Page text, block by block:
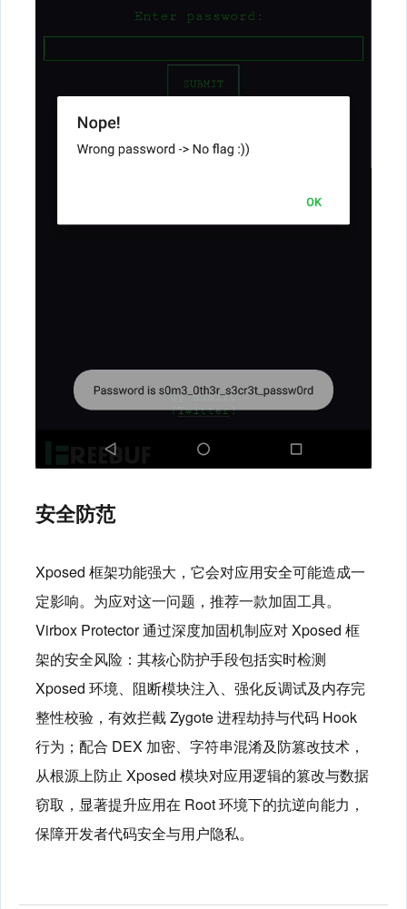
        // 获取系统剪切板服务
ClipboardManager clipboard =
        // 创建 ClipData 对象，包含要复制的文本
ClipData clip =
        clipboard.setPrimaryClip(clip);
安全防范
Xposed 框架功能强大，它会对应用安全可能造成一
定影响。为应对这一问题，推荐一款加固工具。
Virbox Protector 通过深度加固机制应对 Xposed 框
架的安全风险：其核心防护手段包括实时检测
Xposed 环境、阻断模块注入、强化反调试及内存完
整性校验，有效拦截 Zygote 进程劫持与代码 Hook
行为；配合 DEX 加密、字符串混淆及防篡改技术，
从根源上防止 Xposed 模块对应用逻辑的篡改与数据
窃取，显著提升应用在 Root 环境下的抗逆向能力，
保障开发者代码安全与用户隐私。